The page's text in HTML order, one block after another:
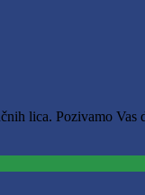
lica. Pozivamo Vas